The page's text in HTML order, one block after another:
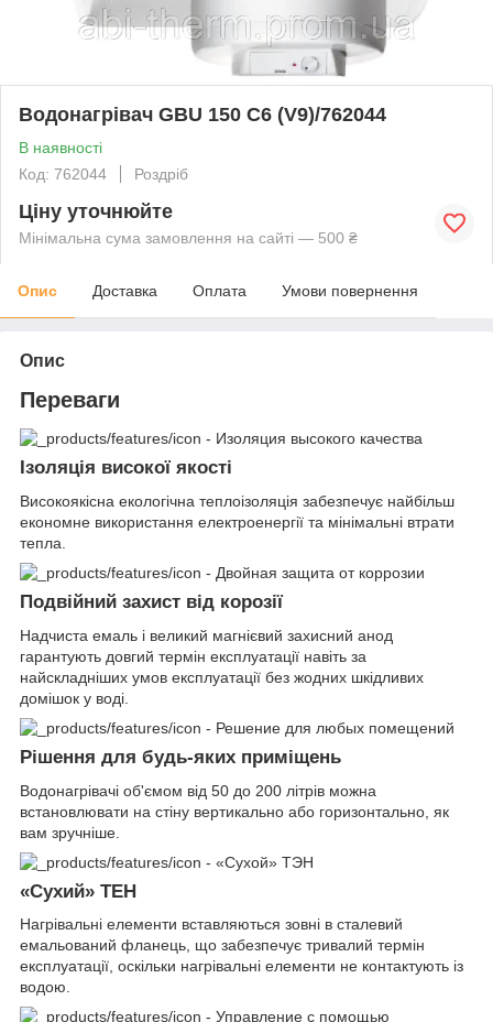
Водонагрівач GBU 150 C6 (V9)/762044
В наявності
Код: 762044
Роздріб
Ціну уточнюйте
Мінімальна сума замовлення на сайті — 500 ₴
Опис Доставка Оплата Умови повернення
Опис
Переваги
Ізоляція високої якості
Високоякісна екологічна теплоізоляція забезпечує найбільш
економне використання електроенергії та мінімальні втрати
тепла.
Подвійний захист від корозії
Надчиста емаль і великий магнієвий захисний анод
гарантують довгий термін експлуатації навіть за
найскладніших умов експлуатації без жодних шкідливих
домішок у воді.
Рішення для будь-яких приміщень
Водонагрівачі об'ємом від 50 до 200 літрів можна
встановлювати на стіну вертикально або горизонтально, як
вам зручніше.
«Сухий» ТЕН
Нагрівальні елементи вставляються зовні в сталевий
емальований фланець, що забезпечує тривалий термін
експлуатації, оскільки нагрівальні елементи не контактують із
водою.